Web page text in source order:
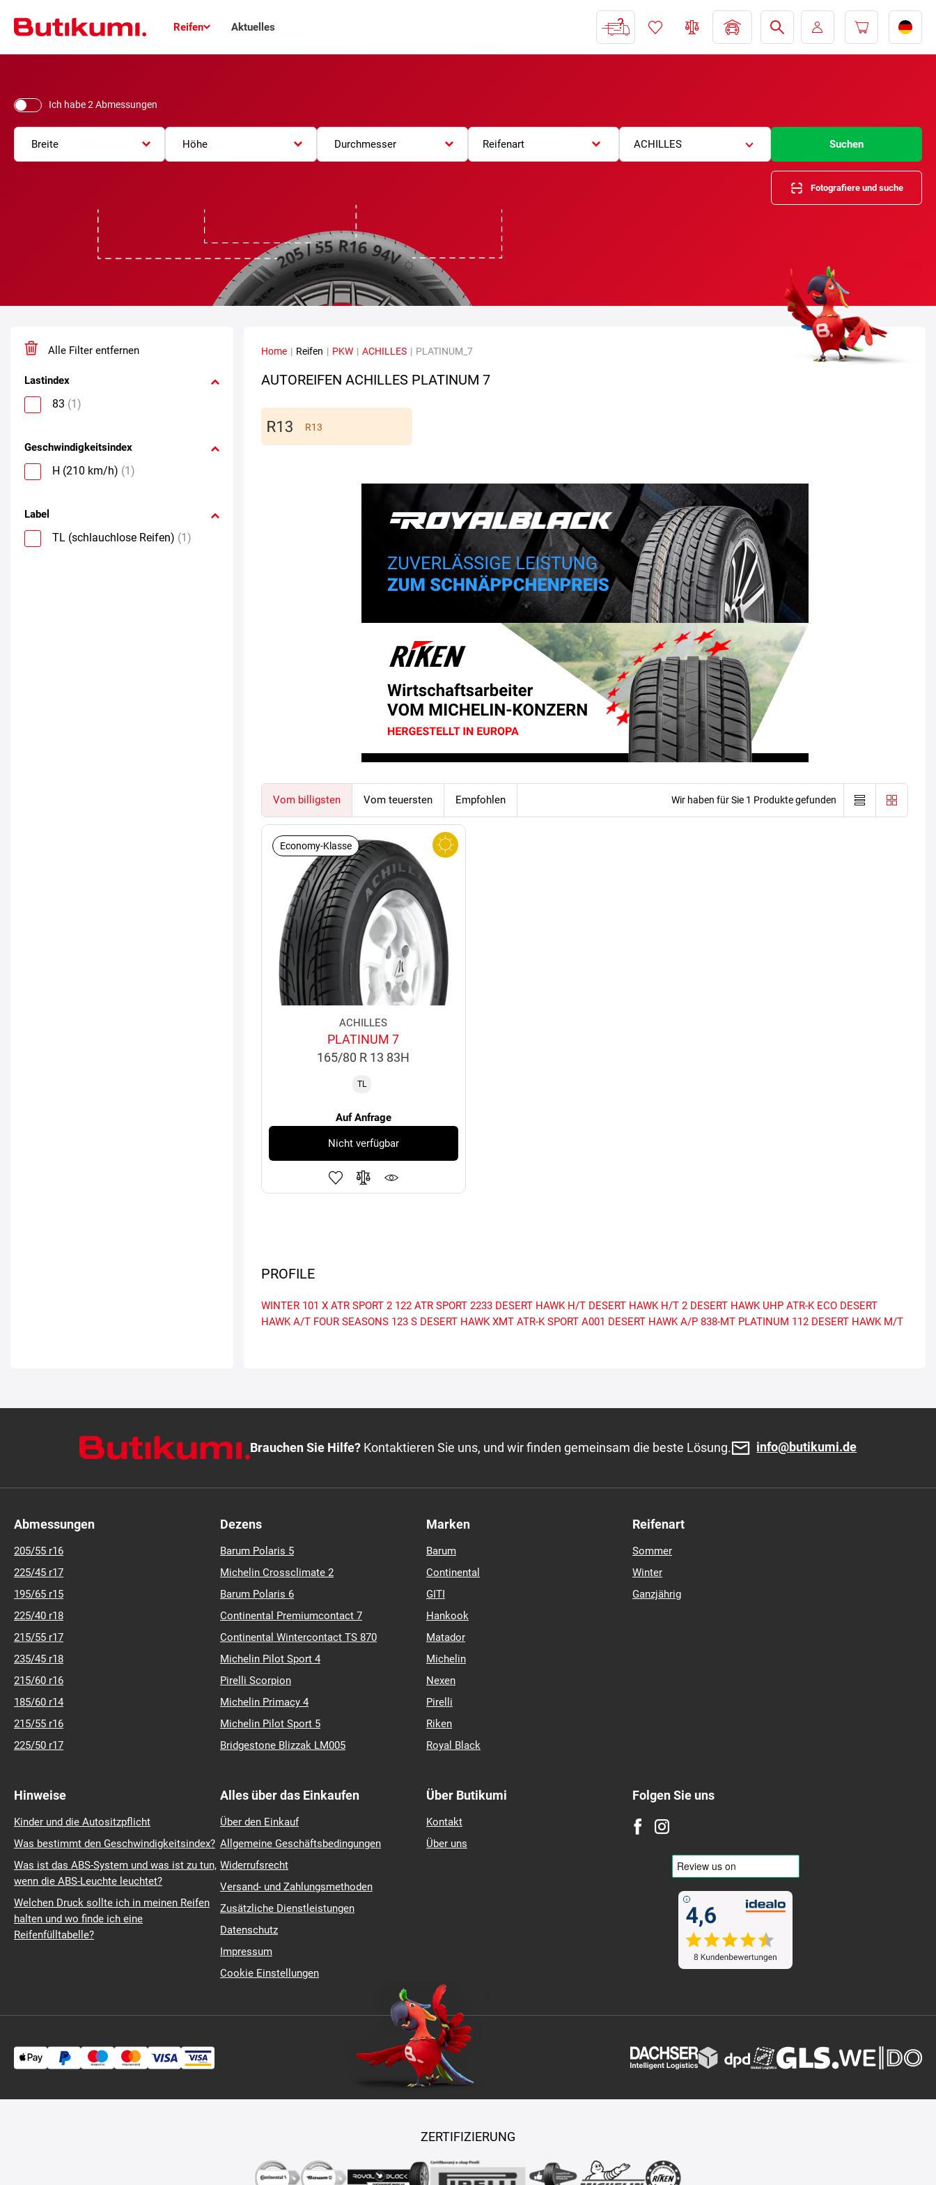
Reifen Aktuelles
Ich habe 2 Abmessungen
Breite Höhe Durchmesser Reifenart ACHILLES Suchen
Fotografiere und suche
Alle Filter entfernen
Lastindex
83 (1)
Geschwindigkeitsindex
H (210 km/h) (1)
Label
TL (schlauchlose Reifen) (1)
Home | Reifen | PKW | ACHILLES | PLATINUM_7
AUTOREIFEN ACHILLES PLATINUM 7
R13
Vom billigsten Vom teuersten Empfohlen Wir haben für Sie 1 Produkte gefunden
Economy-Klasse
ACHILLES
PLATINUM 7
165/80 R 13 83H
TL
Auf Anfrage
Nicht verfügbar
PROFILE
WINTER 101 X ATR SPORT 2 122 ATR SPORT 2233 DESERT HAWK H/T DESERT HAWK H/T 2 DESERT HAWK UHP ATR-K ECO DESERT
HAWK A/T FOUR SEASONS 123 S DESERT HAWK XMT ATR-K SPORT A001 DESERT HAWK A/P 838-MT PLATINUM 112 DESERT HAWK M/T
Brauchen Sie Hilfe? Kontaktieren Sie uns, und wir finden gemeinsam die beste Lösung. info@butikumi.de
Abmessungen
205/55 r16
225/45 r17
195/65 r15
225/40 r18
215/55 r17
235/45 r18
215/60 r16
185/60 r14
215/55 r16
225/50 r17
Dezens
Barum Polaris 5
Michelin Crossclimate 2
Barum Polaris 6
Continental Premiumcontact 7
Continental Wintercontact TS 870
Michelin Pilot Sport 4
Pirelli Scorpion
Michelin Primacy 4
Michelin Pilot Sport 5
Bridgestone Blizzak LM005
Marken
Barum
Continental
GITI
Hankook
Matador
Michelin
Nexen
Pirelli
Riken
Royal Black
Reifenart
Sommer
Winter
Ganzjährig
Hinweise
Kinder und die Autositzpflicht
Was bestimmt den Geschwindigkeitsindex?
Was ist das ABS-System und was ist zu tun,
wenn die ABS-Leuchte leuchtet?
Welchen Druck sollte ich in meinen Reifen
halten und wo finde ich eine
Reifenfülltabelle?
Alles über das Einkaufen
Über den Einkauf
Allgemeine Geschäftsbedingungen
Widerrufsrecht
Versand- und Zahlungsmethoden
Zusätzliche Dienstleistungen
Datenschutz
Impressum
Cookie Einstellungen
Über Butikumi
Kontakt
Über uns
Folgen Sie uns
ZERTIFIZIERUNG